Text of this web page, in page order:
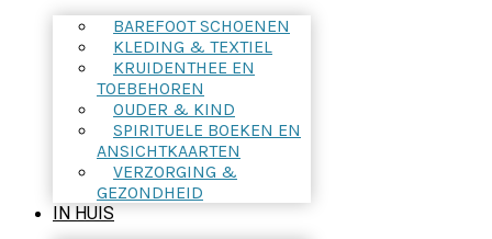
BAREFOOT SCHOENEN
KLEDING & TEXTIEL
KRUIDENTHEE EN
TOEBEHOREN
OUDER & KIND
SPIRITUELE BOEKEN EN
ANSICHTKAARTEN
VERZORGING &
GEZONDHEID
IN HUIS